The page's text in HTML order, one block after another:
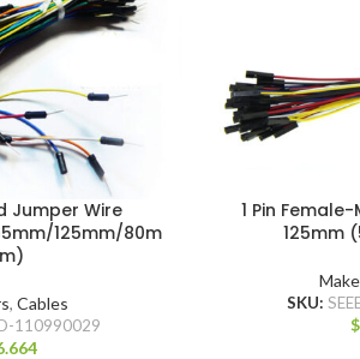
Jumper Wire
125mm/80m
m)
, Cables
110990029
1 Pin
125mm
SKU:
$